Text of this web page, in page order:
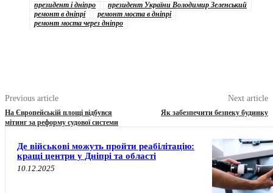
президент і дніпро
президент України Володимир Зеленський
ремонт в дніпрі
ремонт моста в дніпрі
ремонт моста через дніпро
Previous article
На Європейській площі відбувся
мітинг за реформу судової системи
Next article
Як забезпечити безпеку будинку
Де військові можуть пройти реабілітацію:
кращі центри у Дніпрі та області
10.12.2025